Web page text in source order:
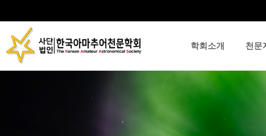
학회소개 천문
하위분류 하위분류